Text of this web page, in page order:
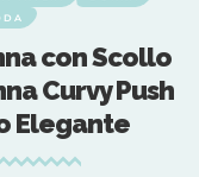
con Scollo
Curvy Push
Elegante